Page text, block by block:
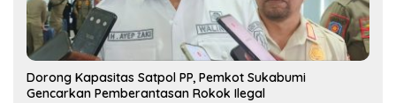
Dorong Kapasitas Satpol PP, Pemkot Sukabumi
Gencarkan Pemberantasan Rokok Ilegal